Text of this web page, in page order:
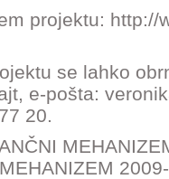
projektu: http://
se lahko
e-pošta:
20.